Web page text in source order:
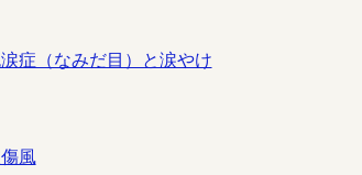
症（なみだ目）と涙やけ
風